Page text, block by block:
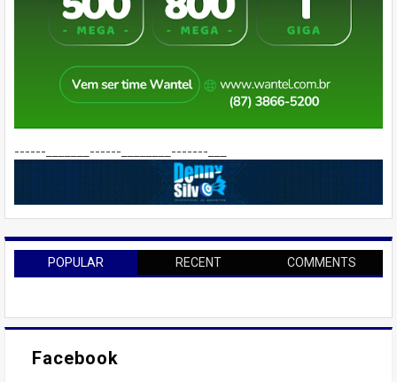
------_______------________-------___
POPULAR RECENT COMMENTS
Facebook